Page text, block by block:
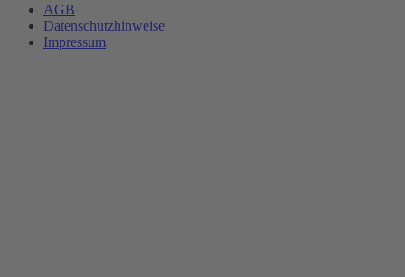
AGB
Datenschutzhinweise
Impressum